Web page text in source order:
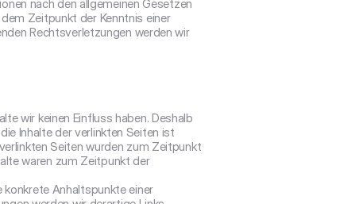
nach den allgemeinen Gesetzen
Zeitpunkt der Kenntnis einer
Rechtsverletzungen werden wir
wir keinen Einfluss haben. Deshalb
Inhalte der verlinkten Seiten ist
Seiten wurden zum Zeitpunkt
waren zum Zeitpunkt der
konkrete Anhaltspunkte einer